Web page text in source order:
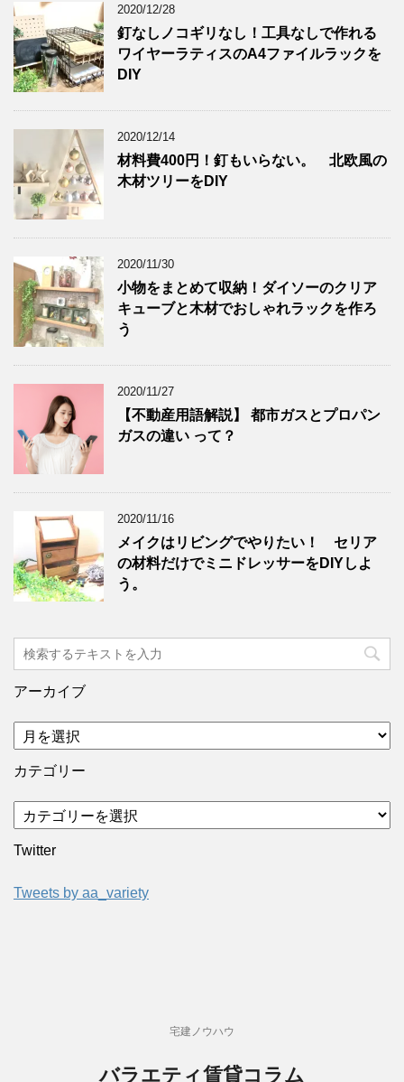
2020/12/28
釘なしノコギリなし！工具なしで作れる
ワイヤーラティスのA4ファイルラックを
DIY
2020/12/14
材料費400円！釘もいらない。 北欧風の
木材ツリーをDIY
2020/11/30
小物をまとめて収納！ダイソーのクリア
キューブと木材でおしゃれラックを作ろ
う
2020/11/27
【不動産用語解説】 都市ガスとプロパン
ガスの違い って？
2020/11/16
メイクはリビングでやりたい！ セリア
の材料だけでミニドレッサーをDIYしよ
う。
アーカイブ
カテゴリー
Twitter
Tweets by aa_variety
宅建ノウハウ
バラエティ賃貸コラム